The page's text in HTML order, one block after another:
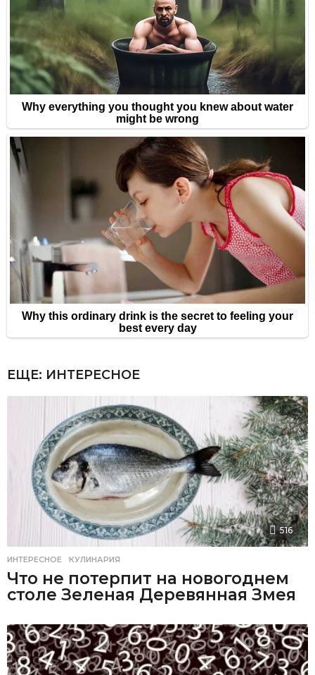
ЕЩЕ: ИНТЕРЕСНОЕ
516
ИНТЕРЕСНОЕ ,КУЛИНАРИЯ
Что не потерпит на новогоднем
столе Зеленая Деревянная Змея